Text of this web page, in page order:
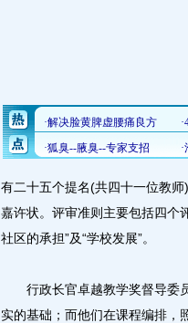
有二十五个提名(共四十一位教
嘉许状。评审准则主要包括四个
社区的承担”及“学校发展”。
行政长官卓越教学奖督导委员
实的基础；而他们在课程编排，